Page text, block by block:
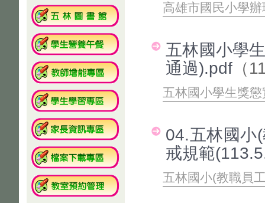
高雄市國民小學
五林國小學
通過).pdf （
五林國小學生獎
04.五林國小
戒規範
五林國小(教職員